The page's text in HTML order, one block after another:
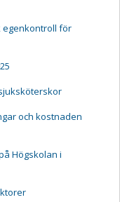
egenkontroll för
och kostnaden
Högskolan i